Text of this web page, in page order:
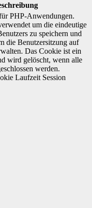
PHP-Anwendungen.
um die eindeutige
zu speichern und
die Benutzersitzung auf
Das Cookie ist ein
wird gelöscht, wenn alle
werden.
Laufzeit Session